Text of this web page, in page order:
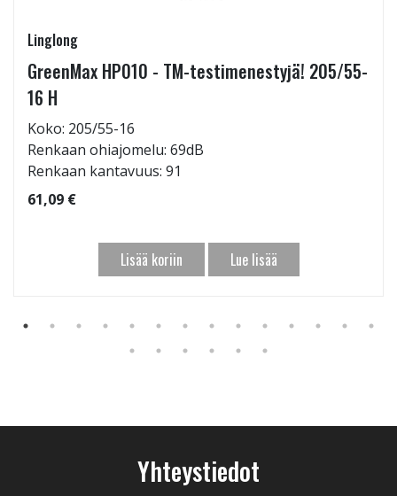
Linglong
GreenMax HP010 - TM-testimenestyjä! 205/55-
16 H
Koko: 205/55-16
Renkaan ohiajomelu: 69dB
Renkaan kantavuus: 91
61,09 €
Lisää koriin Lue lisää
Yhteystiedot